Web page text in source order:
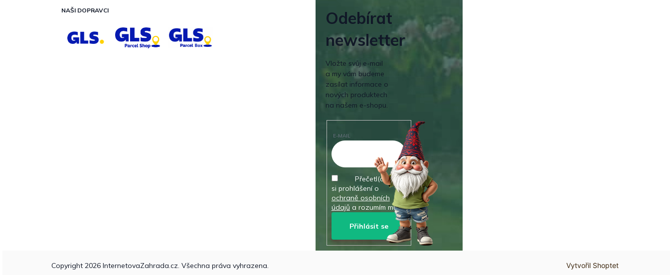
NAŠI DOPRAVCI
Odebírat
newsletter
Vložte svůj e-mail
a my vám budeme
zasílat informace o
nových produktech
na našem e-shopu.
E-MAIL
Přečetl(a) jsem
si prohlášení o
ochraně osobních
údajů a rozumím mu.
Přihlásit se
Vytvořil Shoptet
Copyright 2026 InternetovaZahrada.cz. Všechna práva vyhrazena.